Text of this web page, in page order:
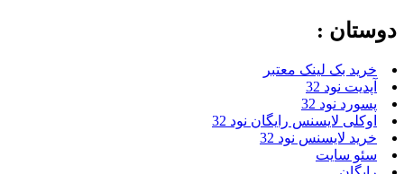
دوستان :
خرید بک لینک معتبر
آپدیت نود 32
پسورد نود 32
اوکلی لایسنس رایگان نود 32
خرید لایسنس نود 32
سئو سایت